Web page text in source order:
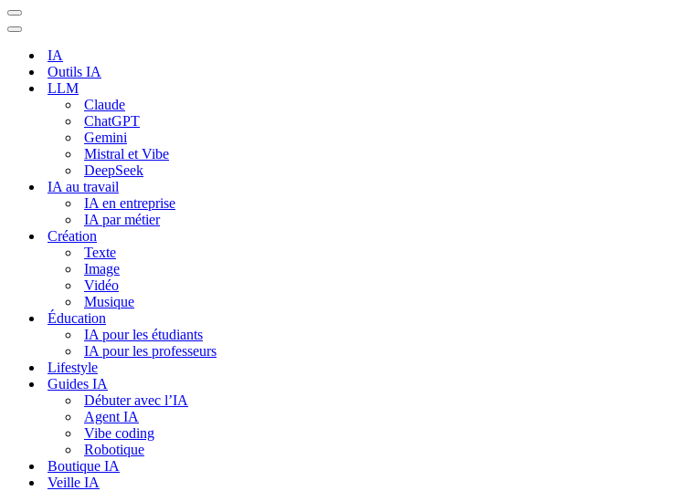
Menu
de
Menu
navigation
IA
Outils IA
LLM
Claude
ChatGPT
Gemini
Mistral et Vibe
DeepSeek
IA au travail
IA en entreprise
IA par métier
Création
Texte
Image
Vidéo
Musique
Éducation
IA pour les étudiants
IA pour les professeurs
Lifestyle
Guides IA
Débuter avec l’IA
Agent IA
Vibe coding
Robotique
Boutique IA
Veille IA